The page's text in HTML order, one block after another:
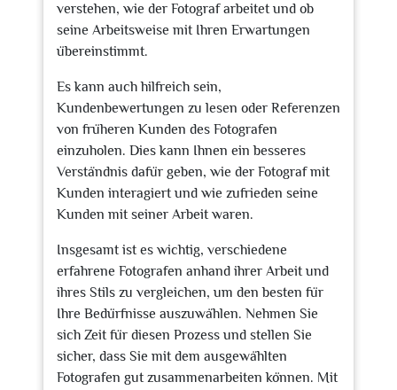
verstehen, wie der Fotograf arbeitet und ob
seine Arbeitsweise mit Ihren Erwartungen
übereinstimmt.
Es kann auch hilfreich sein,
Kundenbewertungen zu lesen oder Referenzen
von früheren Kunden des Fotografen
einzuholen. Dies kann Ihnen ein besseres
Verständnis dafür geben, wie der Fotograf mit
Kunden interagiert und wie zufrieden seine
Kunden mit seiner Arbeit waren.
Insgesamt ist es wichtig, verschiedene
erfahrene Fotografen anhand ihrer Arbeit und
ihres Stils zu vergleichen, um den besten für
Ihre Bedürfnisse auszuwählen. Nehmen Sie
sich Zeit für diesen Prozess und stellen Sie
sicher, dass Sie mit dem ausgewählten
Fotografen gut zusammenarbeiten können. Mit